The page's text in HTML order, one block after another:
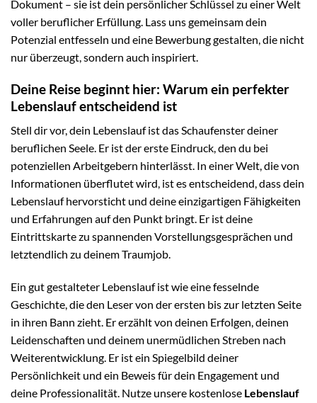
Dokument – sie ist dein persönlicher Schlüssel zu einer Welt
voller beruflicher Erfüllung. Lass uns gemeinsam dein
Potenzial entfesseln und eine Bewerbung gestalten, die nicht
nur überzeugt, sondern auch inspiriert.
Deine Reise beginnt hier: Warum ein perfekter
Lebenslauf entscheidend ist
Stell dir vor, dein Lebenslauf ist das Schaufenster deiner
beruflichen Seele. Er ist der erste Eindruck, den du bei
potenziellen Arbeitgebern hinterlässt. In einer Welt, die von
Informationen überflutet wird, ist es entscheidend, dass dein
Lebenslauf hervorsticht und deine einzigartigen Fähigkeiten
und Erfahrungen auf den Punkt bringt. Er ist deine
Eintrittskarte zu spannenden Vorstellungsgesprächen und
letztendlich zu deinem Traumjob.
Ein gut gestalteter Lebenslauf ist wie eine fesselnde
Geschichte, die den Leser von der ersten bis zur letzten Seite
in ihren Bann zieht. Er erzählt von deinen Erfolgen, deinen
Leidenschaften und deinem unermüdlichen Streben nach
Weiterentwicklung. Er ist ein Spiegelbild deiner
Persönlichkeit und ein Beweis für dein Engagement und
deine Professionalität. Nutze unsere kostenlose Lebenslauf